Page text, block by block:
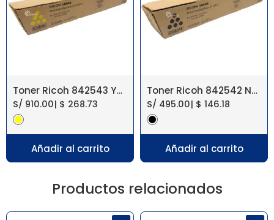
Toner Ricoh 842543 Yellow IM C4510/IM C6010
S/ 910.00| $ 268.73
Añadir al carrito
Toner Ricoh 842542 Negro IM C4510/IM C6010
S/ 495.00| $ 146.18
Añadir al carrito
Productos relacionados